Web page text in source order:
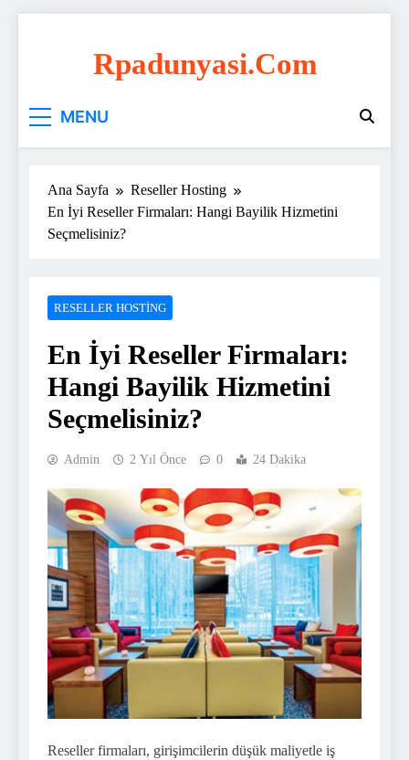
Rpadunyasi.com
Çözümleri!
MENU
Ana Sayfa
Reseller Hosting
En İyi Reseller Firmaları: Hangi Bayilik Hizmetini
Seçmelisiniz?
RESELLER HOSTING
En İyi Reseller Firmaları:
Hangi Bayilik Hizmetini
Seçmelisiniz?
Admin 2 Yıl Önce 0 24 Dakika
Reseller firmaları, girişimcilerin düşük maliyetle iş